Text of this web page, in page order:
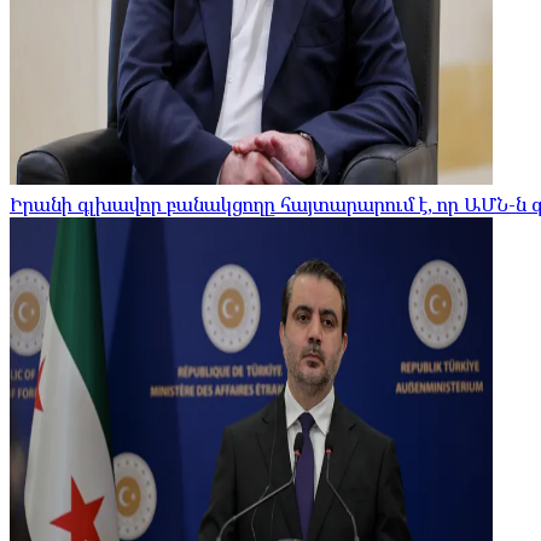
Իրանի գլխավոր բանակցողը հայտարարում է, որ ԱՄՆ-ն